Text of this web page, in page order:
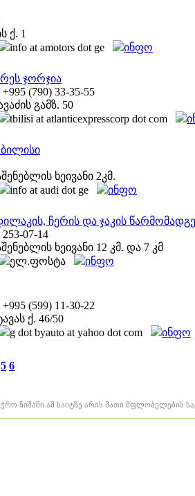
ქ. 1
info at amotors dot ge ინფო
ჯორჯია
(790) 33-35-55
გამზ. 50
tbilisi at atlanticexpresscorp dot com
ხეივანი 2კმ.
info at audi dot ge ინფო
ჩერის და ჯაკის
07-14
ხეივანი 12 კმ. და 7 კმ
ელ.ფოსტა ინფო
(599) 11-30-22
ქ. 46/50
g dot byauto at yahoo dot com ინფო
5 6
ნიშანი ამ საიტზე არის მათი მფლობელების